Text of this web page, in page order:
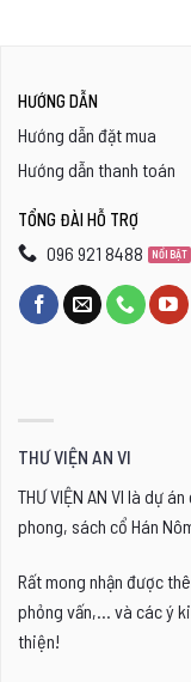
HƯỚNG DẪN
Hướng dẫn đặt mua
Hướng dẫn thanh toán
TỔNG ĐÀI HỖ TRỢ
096 921 8488
THƯ VIỆN AN VI
THƯ VIỆN AN VI là dự
phong, sách cổ Hán
Rất mong nhận được
phỏng vấn,... và các ý
thiện!